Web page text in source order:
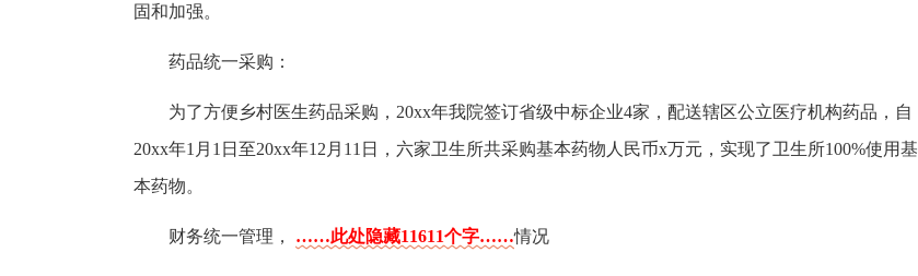
固和加强。
药品统一采购：
为了方便乡村医生药品采购，20xx年我院签订省级中标企业4家，配送辖区公立医疗机构药品，自
20xx年1月1日至20xx年12月11日，六家卫生所共采购基本药物人民币x万元，实现了卫生所100%使用基
本药物。
财务统一管理， ……此处隐藏11611个字……情况